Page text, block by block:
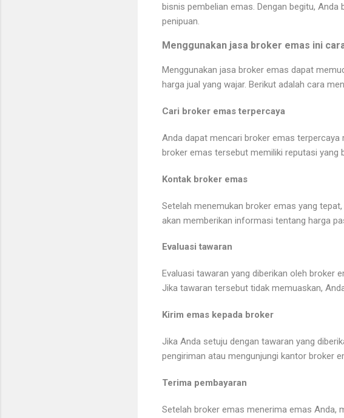
bisnis pembelian emas. Dengan begitu,
penipuan.
Menggunakan jasa broker emas ini
Menggunakan jasa broker emas dapat
harga jual yang wajar. Berikut adalah cara
Cari broker emas terpercaya
Anda dapat mencari broker emas
broker emas tersebut memiliki reputasi yang
Kontak broker emas
Setelah menemukan broker emas yang
akan memberikan informasi tentang harga
Evaluasi tawaran
Evaluasi tawaran yang diberikan oleh broker
Jika tawaran tersebut tidak memuaskan,
Kirim emas kepada broker
Jika Anda setuju dengan tawaran yang
pengiriman atau mengunjungi kantor broker
Terima pembayaran
Setelah broker emas menerima emas Anda,